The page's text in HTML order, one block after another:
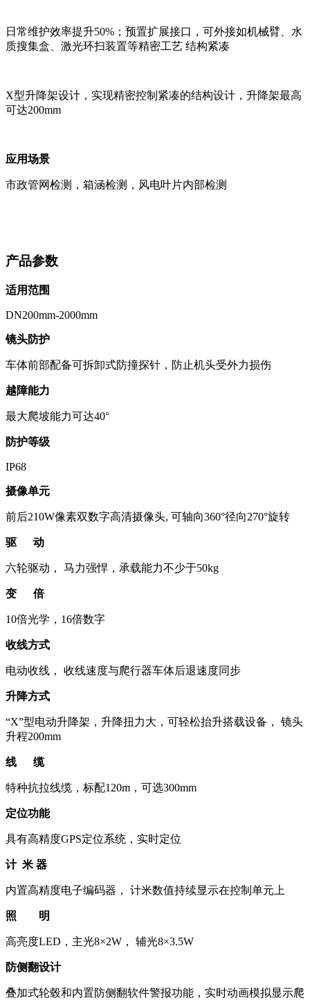
日常维护效率提升50%；预置扩展接口，可外接如机械臂、水
质搜集盒、激光环扫装置等精密工艺 结构紧凑
X型升降架设计，实现精密控制紧凑的结构设计，升降架最高
可达200mm
应用场景
市政管网检测，箱涵检测，风电叶片内部检测
产品参数
适用范围
DN200mm-2000mm
镜头防护
车体前部配备可拆卸式防撞探针，防止机头受外力损伤
越障能力
最大爬坡能力可达40°
防护等级
IP68
摄像单元
前后210W像素双数字高清摄像头, 可轴向360°径向270°旋转
驱 动
六轮驱动， 马力强悍，承载能力不少于50kg
变 倍
10倍光学，16倍数字
收线方式
电动收线， 收线速度与爬行器车体后退速度同步
升降方式
“X”型电动升降架，升降扭力大，可轻松抬升搭载设备， 镜头
升程200mm
线 缆
特种抗拉线缆，标配120m，可选300mm
定位功能
具有高精度GPS定位系统，实时定位
计 米 器
内置高精度电子编码器， 计米数值持续显示在控制单元上
照 明
高亮度LED，主光8×2W， 辅光8×3.5W
防侧翻设计
叠加式轮毂和内置防侧翻软件警报功能，实时动画模拟显示爬